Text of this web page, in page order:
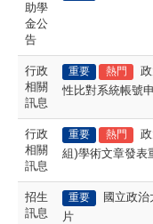
助學
金公
告
行政
相關
訊息
重要 熱門
性比對系統帳號
行政
相關
訊息
重要 熱門
組)學術文章發表
招生
訊息
重要 國立政治
片